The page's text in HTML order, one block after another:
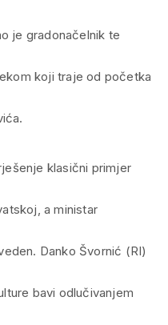
je gradonačelnik te
koji traje od početka
klasični primjer
a ministar
Danko Švornić (RI)
bavi odlučivanjem